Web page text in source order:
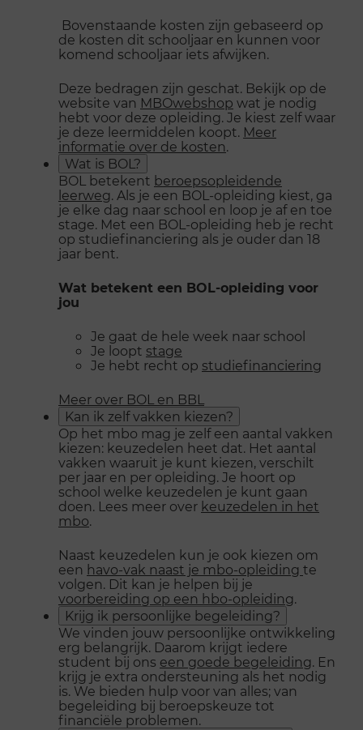
Bovenstaande kosten zijn gebaseerd op
de kosten dit schooljaar en kunnen voor
komend schooljaar iets afwijken.
Deze bedragen zijn geschat. Bekijk op de
website van MBOwebshop wat je nodig
hebt voor deze opleiding. Je kiest zelf waar
je deze leermiddelen koopt. Meer
informatie over de kosten.
Wat is BOL?
BOL betekent beroepsopleidende
leerweg. Als je een BOL-opleiding kiest, ga
je elke dag naar school en loop je af en toe
stage. Met een BOL-opleiding heb je recht
op studiefinanciering als je ouder dan 18
jaar bent.
Wat betekent een BOL-opleiding voor
jou
Je gaat de hele week naar school
Je loopt stage
Je hebt recht op studiefinanciering
Meer over BOL en BBL
Kan ik zelf vakken kiezen?
Op het mbo mag je zelf een aantal vakken
kiezen: keuzedelen heet dat. Het aantal
vakken waaruit je kunt kiezen, verschilt
per jaar en per opleiding. Je hoort op
school welke keuzedelen je kunt gaan
doen. Lees meer over keuzedelen in het
mbo.
Naast keuzedelen kun je ook kiezen om
een havo-vak naast je mbo-opleiding te
volgen. Dit kan je helpen bij je
voorbereiding op een hbo-opleiding.
Krijg ik persoonlijke begeleiding?
We vinden jouw persoonlijke ontwikkeling
erg belangrijk. Daarom krijgt iedere
student bij ons een goede begeleiding. En
krijg je extra ondersteuning als het nodig
is. We bieden hulp voor van alles; van
begeleiding bij beroepskeuze tot
financiële problemen.